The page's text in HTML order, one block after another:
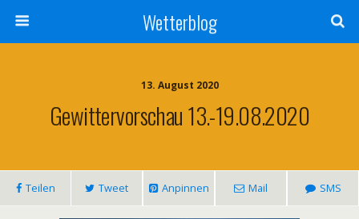
Wetterblog
13. August 2020
Gewittervorschau 13.-19.08.2020
Teilen Tweet Anpinnen Mail SMS